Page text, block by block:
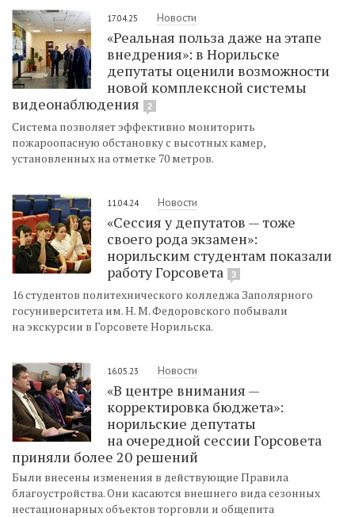
17.04.25 Новости
«Реальная польза даже на этапе
внедрения»: в Норильске
депутаты оценили возможности
новой комплексной системы
видеонаблюдения
2
Система позволяет эффективно мониторить
пожароопасную обстановку с высотных камер,
установленных на отметке 70 метров.
11.04.24 Новости
«Сессия у депутатов — тоже
своего рода экзамен»:
норильским студентам показали
работу Горсовета
3
16 студентов политехнического колледжа Заполярного
госуниверситета им. Н. М. Федоровского побывали
на экскурсии в Горсовете Норильска.
16.05.23 Новости
«В центре внимания —
корректировка бюджета»:
норильские депутаты
на очередной сессии Горсовета
приняли более 20 решений
Были внесены изменения в действующие Правила
благоустройства. Они касаются внешнего вида сезонных
нестационарных объектов торговли и общепита